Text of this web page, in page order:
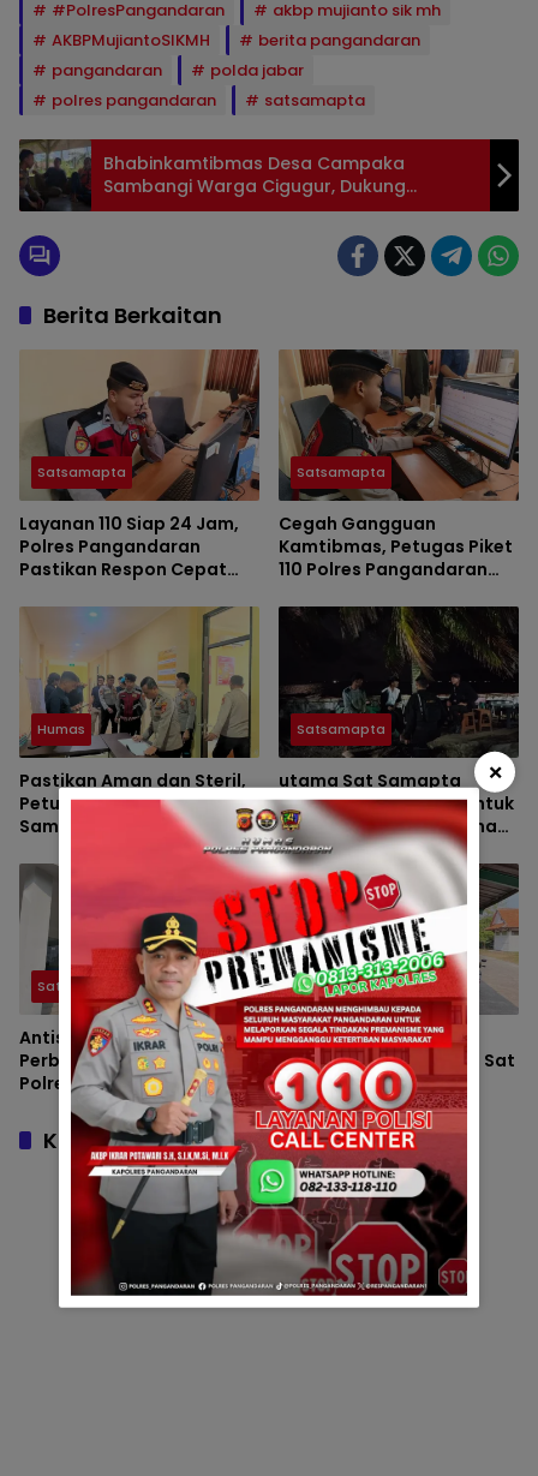
#PolresPangandaran
akbp mujianto sik mh
AKBPMujiantoSIKMH
berita pangandaran
pangandaran
polda jabar
polres pangandaran
satsamapta
Bhabinkamtibmas Desa Campaka
Sambangi Warga Cigugur, Dukung
Terwujudnya Kamtibmas yang Kondusif
Berita Berkaitan
Satsamapta
Layanan 110 Siap 24 Jam,
Polres Pangandaran
Pastikan Respon Cepat
Masyarakat
Satsamapta
Cegah Gangguan
Kamtibmas, Petugas Piket
110 Polres Pangandaran
Layanan Darurat
Humas
Pastikan Aman dan Steril,
Petugas Piket Sat
Samapta Polres
Pangandaran Cek Rutin
Ruang Tahanan
Satsamapta
utama Sat Samapta
Polres Pangandaran untuk
menghadirkan rasa aman
dan tertib bagi seluruh
masyarakat Kabupaten
Pangandaran.
Satsamapta
Antisipasi Kejahatan
Perbankan, Sat Samapta
Polres Pangandaran
Perketat Patroli Objek
Vital Bank
Satsamapta
Sapa Warga di Pusat
Keramaian, Tim Patroli Sat
Samapta Polres
Pangandaran Pastikan
Aktivitas Siang Hari Aman
Komentar
×